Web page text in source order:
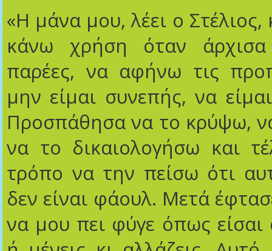
«Η μάνα μου, λέει ο Στέλιος,
κάνω χρήση όταν
παρέες, να αφήνω τις
μην είμαι συνεπής, να
Προσπάθησα να το κρύψω,
να το δικαιολογήσω και
τρόπο να την πείσω ότι
δεν είναι φάουλ. Μετά
να μου πει φύγε όπως είσαι